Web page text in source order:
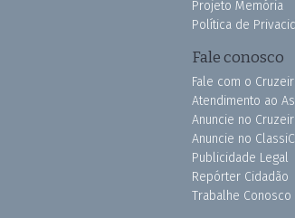
Projeto Memória
Política de
Fale conosco
Fale com o
Atendimento ao
Anuncie no
Anuncie no
Publicidade Legal
Repórter Cidadão
Trabalhe Conosco